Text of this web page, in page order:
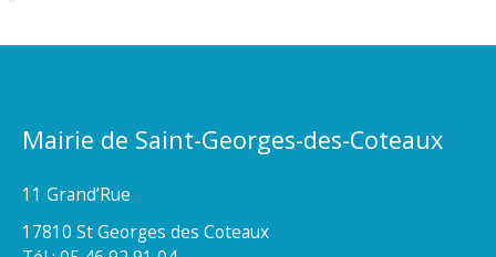
Mairie de Saint-Georges-des-Coteaux
11 Grand’Rue
17810 St Georges des Coteaux